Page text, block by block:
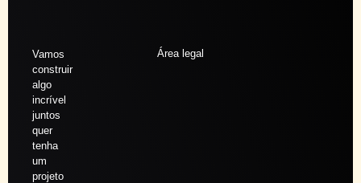
Vamos
construir
algo
incrível
juntos
quer
tenha
um
projeto
Área legal